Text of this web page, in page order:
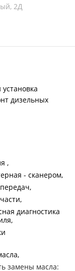
2Д
дизельных
- сканером
диагностика
замены масла: